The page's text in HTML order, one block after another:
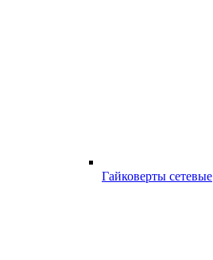
Гайковерты сетевые